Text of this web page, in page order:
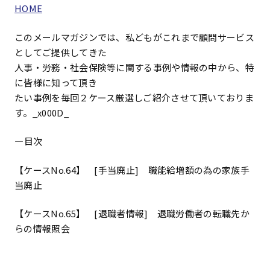
HOME
このメールマガジンでは、私どもがこれまで顧問サービス
としてご提供してきた
人事・労務・社会保険等に関する事例や情報の中から、特
に皆様に知って頂き
たい事例を毎回２ケース厳選しご紹介させて頂いておりま
す。_x000D_
――――目次―――――――――――――――――――――――――――
【ケースNo.64】 [手当廃止] 職能給増額の為の家族手
当廃止
【ケースNo.65】 [退職者情報] 退職労働者の転職先か
らの情報照会